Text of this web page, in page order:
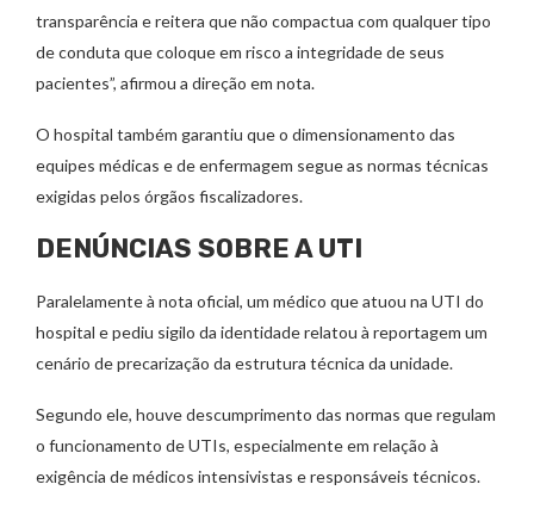
transparência e reitera que não compactua com qualquer tipo
de conduta que coloque em risco a integridade de seus
pacientes”, afirmou a direção em nota.
O hospital também garantiu que o dimensionamento das
equipes médicas e de enfermagem segue as normas técnicas
exigidas pelos órgãos fiscalizadores.
DENÚNCIAS SOBRE A UTI
Paralelamente à nota oficial, um médico que atuou na UTI do
hospital e pediu sigilo da identidade relatou à reportagem um
cenário de precarização da estrutura técnica da unidade.
Segundo ele, houve descumprimento das normas que regulam
o funcionamento de UTIs, especialmente em relação à
exigência de médicos intensivistas e responsáveis técnicos.